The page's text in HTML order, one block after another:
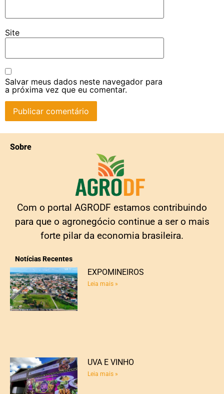
Site
Salvar meus dados neste navegador para
a próxima vez que eu comentar.
Sobre
Com o portal AGRODF estamos contribuindo
para que o agronegócio continue a ser o mais
forte pilar da economia brasileira.
Notícias Recentes
EXPOMINEIROS
Leia mais »
UVA E VINHO
Leia mais »